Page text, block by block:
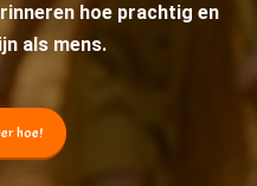
hoe prachtig en
als mens.
hoe!